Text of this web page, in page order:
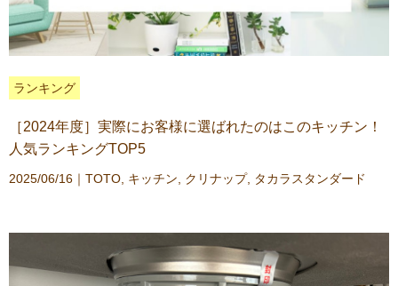
ランキング
［2024年度］実際にお客様に選ばれたのはこのキッチン！
人気ランキングTOP5
2025/06/16｜ TOTO キッチン クリナップ, タカラスタンダード